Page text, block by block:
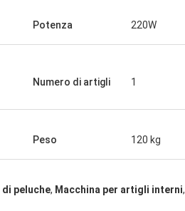
Potenza 220W
Numero di artigli 1
Peso 120 kg
peluche, Macchina per artigli interni,